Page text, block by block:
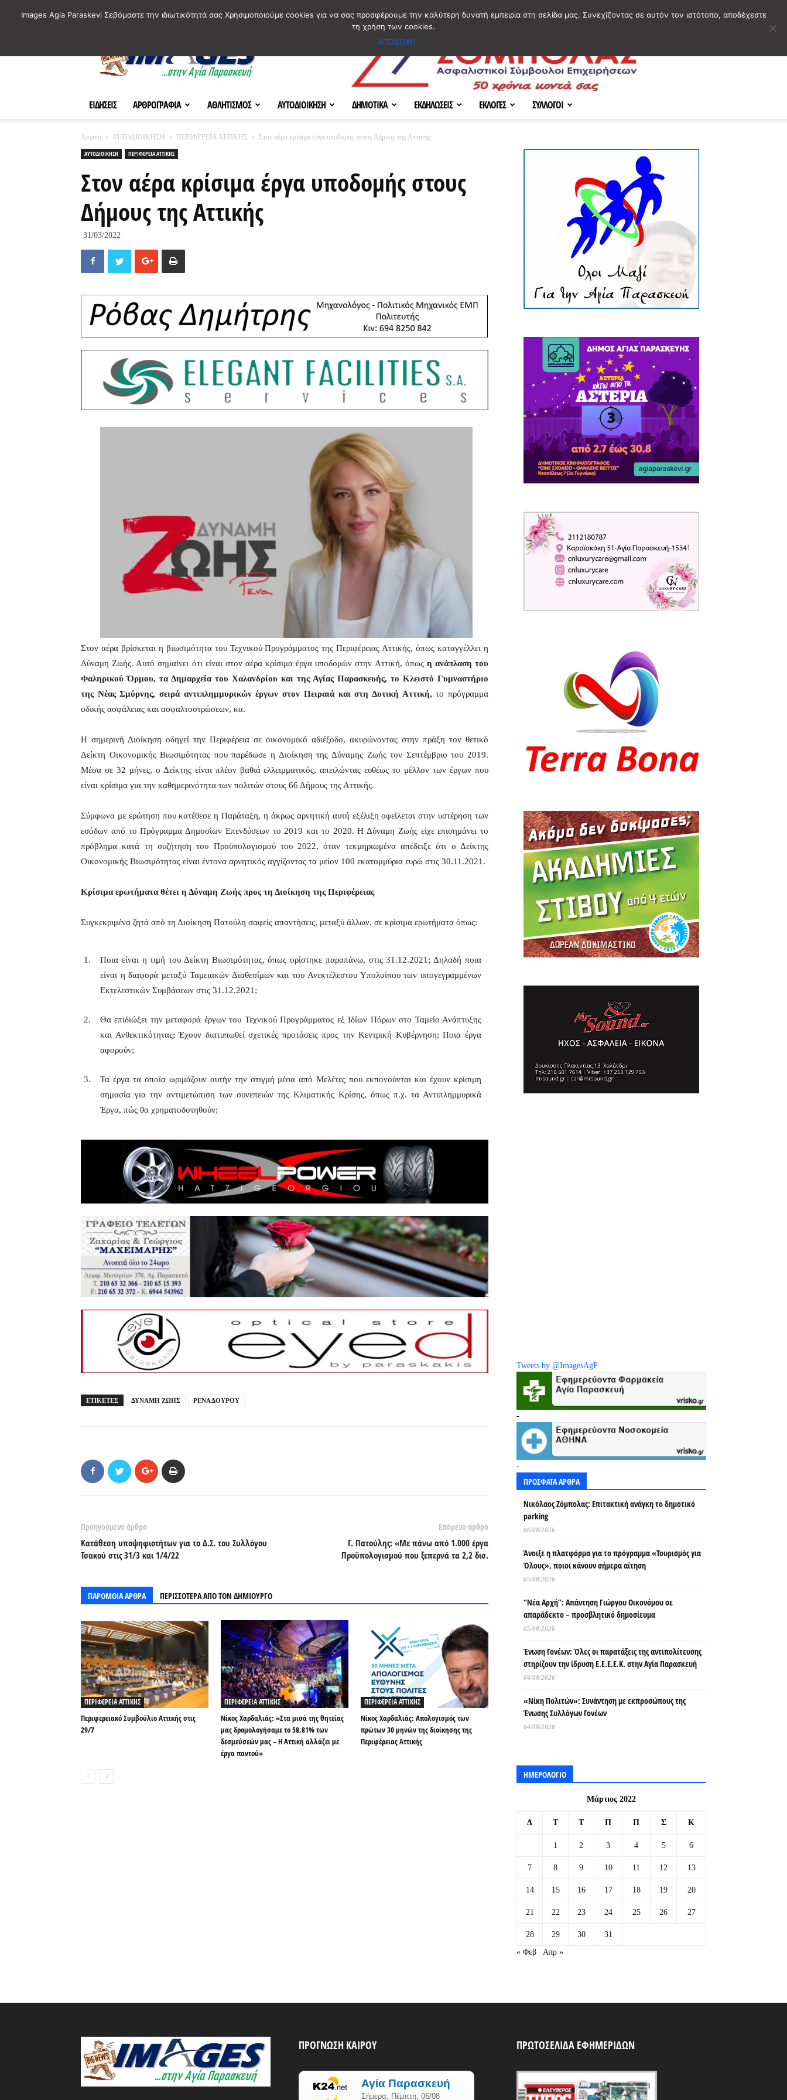
ΕΙΔΗΣΕΙΣ ΑΡΘΡΟΓΡΑΦΙΑ ΑΘΛΗΤΙΣΜΟΣ ΑΥΤΟΔΙΟΙΚΗΣΗ ΔΗΜΟΤΙΚΑ ΕΚΔΗΛΩΣΕΙΣ ΕΚΛΟΓΕΣ ΣΥΛΛΟΓΟΙ
Αρχική ΑΥΤΟΔΙΟΙΚΗΣΗ ΠΕΡΙΦΕΡΕΙΑ ΑΤΤΙΚΗΣ
Στον αέρα κρίσιμα έργα υποδομής στους Δήμους της Αττικής
ΑΥΤΟΔΙΟΙΚΗΣΗ
ΠΕΡΙΦΕΡΕΙΑ ΑΤΤΙΚΗΣ
Στον αέρα κρίσιμα έργα υποδομής στους
Δήμους της Αττικής
31/03/2022
Στον αέρα βρίσκεται η βιωσιμότητα του Τεχνικού Προγράμματος της Περιφέρειας Αττικής, όπως καταγγέλλει η
Δύναμη Ζωής. Αυτό σημαίνει ότι είναι στον αέρα κρίσιμα έργα υποδομών στην Αττική, όπωςη ανάπλαση του
Φαληρικού Όρμου, τα Δημαρχεία του Χαλανδρίου και της Αγίας Παρασκευής, το Κλειστό Γυμναστήριο
της Νέας Σμύρνης, σειρά αντιπλημμυρικών έργων στον Πειραιά και στη Δυτική Αττική, το πρόγραμμα
οδικής ασφάλειας και ασφαλτοστρώσεων, κα.
Η σημερινή Διοίκηση οδηγεί την Περιφέρεια σε οικονομικό αδιέξοδο, ακυρώνοντας στην πράξη τον θετικό
Δείκτη Οικονομικής Βιωσιμότητας που παρέδωσε η Διοίκηση της Δύναμης Ζωής τον Σεπτέμβριο του 2019.
Μέσα σε 32 μήνες, ο Δείκτης είναι πλέον βαθιά ελλειμματικός, απειλώντας ευθέως το μέλλον των έργων που
είναι κρίσιμα για την καθημερινότητα των πολιτών στους 66 Δήμους της Αττικής.
Σύμφωνα με ερώτηση που κατέθεσε η Παράταξη, η άκρως αρνητική αυτή εξέλιξη οφείλεται στην υστέρηση των
εσόδων από το Πρόγραμμα Δημοσίων Επενδύσεων το 2019 και το 2020. Η Δύναμη Ζωής είχε επισημάνει το
πρόβλημα κατά τη συζήτηση του Προϋπολογισμού του 2022, όταν τεκμηριωμένα απέδειξε ότι ο Δείκτης
Οικονομικής Βιωσιμότητας είναι έντονα αρνητικός αγγίζοντας τα μείον 100 εκατομμύρια ευρώ στις 30.11.2021.
Κρίσιμα ερωτήματα θέτει η Δύναμη Ζωής προς τη Διοίκηση της Περιφέρειας
Συγκεκριμένα ζητά από τη Διοίκηση Πατούλη σαφείς απαντήσεις, μεταξύ άλλων, σε κρίσιμα ερωτήματα όπως:
Ποια είναι η τιμή του Δείκτη Βιωσιμότητας, όπως ορίστηκε παραπάνω, στις 31.12.2021; Δηλαδή ποια
είναι η διαφορά μεταξύ Ταμειακών Διαθεσίμων και του Ανεκτέλεστου Υπολοίπου των υπογεγραμμένων
Εκτελεστικών Συμβάσεων στις 31.12.2021;
Θα επιδιώξει την μεταφορά έργων του Τεχνικού Προγράμματος εξ Ιδίων Πόρων στο Ταμείο Ανάπτυξης
και Ανθεκτικότητας; Έχουν διατυπωθεί σχετικές προτάσεις προς την Κεντρική Κυβέρνηση; Ποια έργα
αφορούν;
Τα έργα τα οποία ωριμάζουν αυτήν την στιγμή μέσα από Μελέτες που εκπονούνται και έχουν κρίσιμη
σημασία για την αντιμετώπιση των συνεπειών της Κλιματικής Κρίσης, όπως π.χ. τα Αντιπλημμυρικά
Έργα, πώς θα χρηματοδοτηθούν;
ΕΤΙΚΕΤΕΣ ΔΥΝΑΜΗ ΖΩΗΣ ΡΕΝΑ ΔΟΥΡΟΥ
Προηγούμενο άρθρο
Κατάθεση υποψηφιοτήτων για το Δ.Σ. του Συλλόγου
Τσακού στις 31/3 και 1/4/22
Επόμενο άρθρο
Γ. Πατούλης: «Με πάνω από 1.000 έργα
Προϋπολογισμού που ξεπερνά τα 2,2 δισ.
ΠΑΡΟΜΟΙΑ ΑΡΘΡΑ ΠΕΡΙΣΣΟΤΕΡΑ ΑΠΟ ΤΟΝ ΔΗΜΙΟΥΡΓΟ
ΠΕΡΙΦΕΡΕΙΑ ΑΤΤΙΚΗΣ
Περιφερειακό Συμβούλιο Αττικής στις
29/7
ΠΕΡΙΦΕΡΕΙΑ ΑΤΤΙΚΗΣ
Νίκος Χαρδαλιάς: «Στα μισά της θητείας
μας δρομολογήσαμε το 58,81% των
δεσμεύσεών μας – Η Αττική αλλάζει με
έργα παντού»
ΠΕΡΙΦΕΡΕΙΑ ΑΤΤΙΚΗΣ
Νίκος Χαρδαλιάς: Απολογισμός των
πρώτων 30 μηνών της διοίκησης της
Περιφέρειας Αττικής
Tweets by @ImagesAgP
-
-
ΠΡΟΣΦΑΤΑ ΑΡΘΡΑ
Νικόλαος Ζόμπολας: Επιτακτική ανάγκη το δημοτικό
parking
06/08/2026
Άνοιξε η πλατφόρμα για το πρόγραμμα «Τουρισμός για
Όλους», ποιοι κάνουν σήμερα αίτηση
05/08/2026
“Νέα Αρχή”: Απάντηση Γιώργου Οικονόμου σε
απαράδεκτο – προσβλητικό δημοσίευμα
05/08/2026
Ένωση Γονέων: Όλες οι παρατάξεις της αντιπολίτευσης
στηρίζουν την ίδρυση Ε.Ε.Ε.Ε.Κ. στην Αγία Παρασκευή
04/08/2026
«Νίκη Πολιτών»: Συνάντηση με εκπροσώπους της
Ένωσης Συλλόγων Γονέων
04/08/2026
ΗΜΕΡΟΛΟΓΙΟ
Μάρτιος 2022
Δ Τ Τ Π Π Σ Κ
1 2 3 4 5 6
7 8 9 10 11 12 13
14 15 16 17 18 19 20
21 22 23 24 25 26 27
28 29 30
31
« Φεβ
Απρ »
ΠΡΟΓΝΩΣΗ ΚΑΙΡΟΥ ΠΡΩΤΟΣΕΛΙΔΑ ΕΦΗΜΕΡΙΔΩΝ
Images Agia Paraskevi Σεβόμαστε την ιδιωτικότητά σας Χρησιμοποιούμε cookies για να σας προσφέρουμε την καλύτερη δυνατή εμπειρία στη σελίδα μας. Συνεχίζοντας σε αυτόν τον ιστότοπο, αποδέχεστε
τη χρήση των cookies.
ΑΠΟΔΟΧΗ